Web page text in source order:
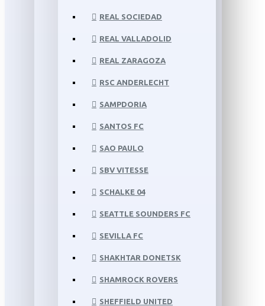
REAL SOCIEDAD
REAL VALLADOLID
REAL ZARAGOZA
RSC ANDERLECHT
SAMPDORIA
SANTOS FC
SAO PAULO
SBV VITESSE
SCHALKE 04
SEATTLE SOUNDERS FC
SEVILLA FC
SHAKHTAR DONETSK
SHAMROCK ROVERS
SHEFFIELD UNITED